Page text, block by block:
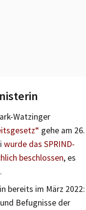
Watzinger
gehe am 26.
wurde das SPRIND-
beschlossen, es
bereits im März 2022:
Befugnisse der